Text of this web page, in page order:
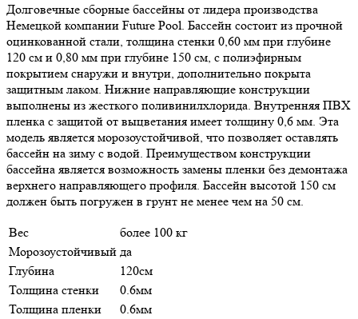
Долговечные сборные бассейны от лидера производства
Немецкой компании Future Pool. Бассейн состоит из прочной
оцинкованной стали, толщина стенки 0,60 мм при глубине
120 см и 0,80 мм при глубине 150 см, с полиэфирным
покрытием снаружи и внутри, дополнительно покрыта
защитным лаком. Нижние направляющие конструкции
выполнены из жесткого поливинилхлорида. Внутренняя ПВХ
пленка с защитой от выцветания имеет толщину 0,6 мм. Эта
модель является морозоустойчивой, что позволяет оставлять
бассейн на зиму с водой. Преимуществом конструкции
бассейна является возможность замены пленки без демонтажа
верхнего направляющего профиля. Бассейн высотой 150 см
должен быть погружен в грунт не менее чем на 50 см.
Вес
более 100 кг
Морозоустойчивый да
Глубина
120см
Толщина стенки
0.6мм
Толщина пленки
0.6мм